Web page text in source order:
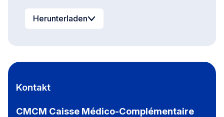
Herunterladen
Kontakt
CMCM Caisse Médico-Complémentaire